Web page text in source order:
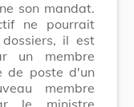
son mandat.
ne pourrait
il est
un membre
de poste d'un
membre
le ministre